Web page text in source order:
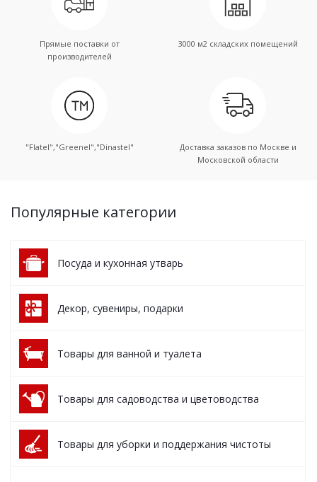
Прямые поставки от
производителей
3000 м2 складских помещений
"Flatel","Greenel","Dinastel"
Доставка заказов по Москве и
Московской области
Популярные категории
Посуда и кухонная утварь
Декор, сувениры, подарки
Товары для ванной и туалета
Товары для садоводства и цветоводства
Товары для уборки и поддержания чистоты